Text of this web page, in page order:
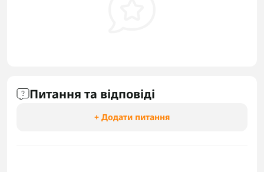
Питання та відповіді
+ Додати питання